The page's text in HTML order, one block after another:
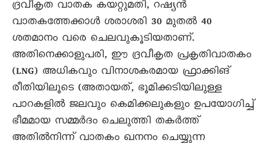
ദ്രവീകൃത വാതക കയറ്റുമതി, റഷ്യൻ
വാതകത്തേക്കാൾ ശരാശരി 30 മുതൽ 40
ശതമാനം വരെ ചെലവുകൂടിയതാണ്.
അതിനെക്കാളുപരി, ഈ ദ്രവീകൃത പ്രകൃതിവാതകം
(LNG) അധികവും വിനാശകരമായ ഫ്രാക്കിങ്
രീതിയിലൂടെ (അതായത്, ഭൂമിക്കടിയിലുള്ള
പാറകളിൽ ജലവും കെമിക്കലുകളും ഉപയോഗിച്ച്
ഭീമമായ സമ്മർദം ചെലുത്തി തകർത്ത്
അതിൽനിന്ന് വാതകം ഖനനം ചെയ്യുന്ന